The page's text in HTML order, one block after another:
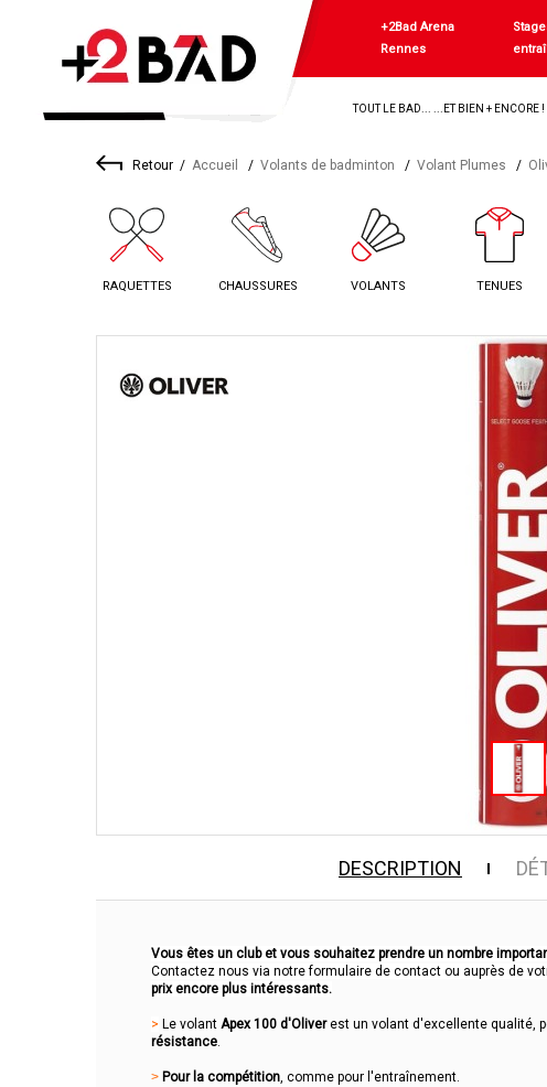
+2Bad Arena
Rennes
TOUT LE BAD... ...ET BIEN + ENCORE !
Retour Accueil Volants de badminton Volant Plumes
RAQUETTES CHAUSSURES VOLANTS TENUES
DESCRIPTION
Vous êtes un club et vous souhaitez prendre un nombre
Contactez nous via notre formulaire de contact ou auprès de
prix encore plus intéressants.
> Le volant Apex 100 d'Oliverest un volant d'excellente qualité,
résistance.
> Pour la compétition, comme pour l'entraînement.